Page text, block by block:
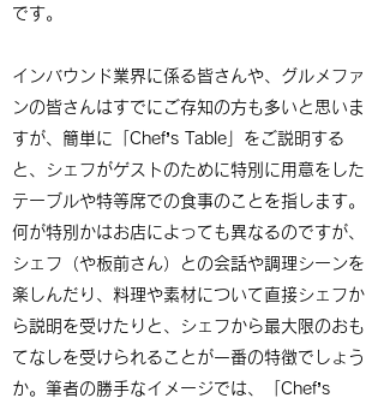
です。
インバウンド業界に係る皆さんや、グルメファ
ンの皆さんはすでにご存知の方も多いと思いま
すが、簡単に「Chef’s Table」をご説明する
と、シェフがゲストのために特別に用意をした
テーブルや特等席での食事のことを指します。
何が特別かはお店によっても異なるのですが、
シェフ（や板前さん）との会話や調理シーンを
楽しんだり、料理や素材について直接シェフか
ら説明を受けたりと、シェフから最大限のおも
てなしを受けられることが一番の特徴でしょう
か。筆者の勝手なイメージでは、「Chef’s